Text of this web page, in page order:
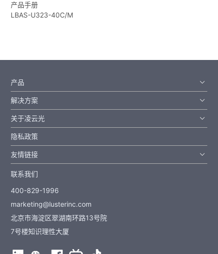
产品手册
LBAS-U323-40C/M
产品
解决方案
关于凌云光
隐私政策
友情链接
联系我们
400-829-1996
marketing@lusterinc.com
北京市海淀区翠湖南环路13号院
7号楼知识理性大厦